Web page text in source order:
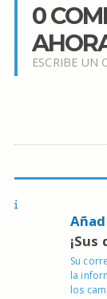
0
ESCRIBE UN
Su
la
los